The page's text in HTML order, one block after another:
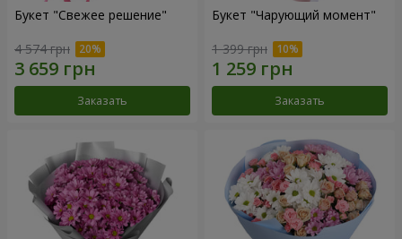
Букет "Свежее решение"
4 574 грн
Заказать
Букет "Чарующий момент"
1 399 грн
Заказать